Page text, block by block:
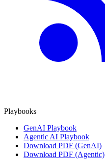
Playbooks
GenAI Playbook
Agentic AI Playbook
Download PDF (GenAI)
Download PDF (Agentic)